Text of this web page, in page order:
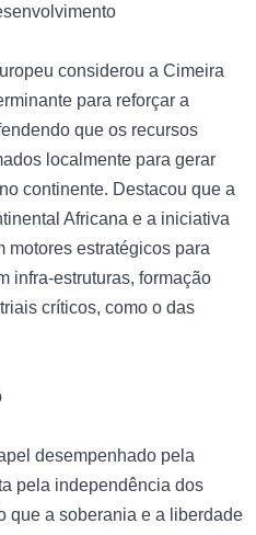
considerou a Cimeira
para reforçar a
que os recursos
localmente para gerar
continente. Destacou que a
Africana e a iniciativa
motores estratégicos para
infra-estruturas, formação
críticos, como o das
desempenhado pela
pela independência dos
que a soberania e a liberdade